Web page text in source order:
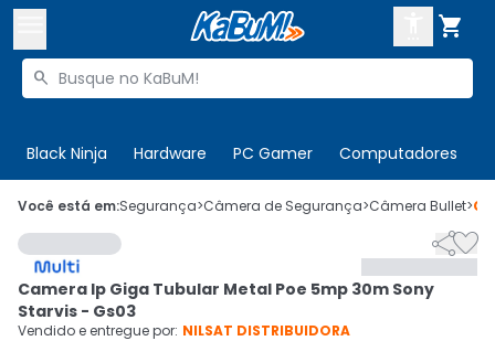

Buscar produtos

Black Ninja Hardware PC Gamer Computadores
 Olá. Acesse sua conta
 Departamentos
Cupons
CADASTRE-SE
Você está em:Segurança>Câmera de Segurança>Câmera Bullet>

Camera Ip Giga Tubular Metal Poe 5mp 30m Sony
Starvis - Gs03
Vendido e entregue por: NILSAT DISTRIBUIDORA